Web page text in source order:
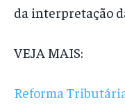
da interpretação
VEJA MAIS:
Reforma